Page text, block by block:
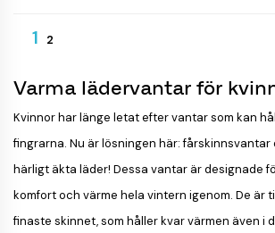
1 2
Varma lädervantar för
Kvinnor har länge letat efter vantar som kan
fingrarna. Nu är lösningen här: fårskinnsvantar
härligt äkta läder! Dessa vantar är designade
komfort och värme hela vintern igenom. De är
finaste skinnet, som håller kvar värmen även i